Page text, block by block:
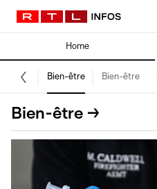
Home
Bien-être Bien-être
Bien-être →